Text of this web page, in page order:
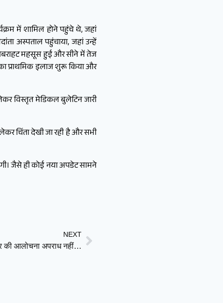
में शामिल होने पहुंचे थे, जहां
अस्पताल पहुंचाया, जहां उन्हें
घबराहट महसूस हुई और सीने में तेज
प्राथमिक इलाज शुरू किया और
विस्तृत मेडिकल बुलेटिन जारी
चिंता देखी जा रही है और सभी
जैसे ही कोई नया अपडेट सामने
NEXT
राहुल गांधी को बड़ी राहत: इलाहाबाद हाई कोर्ट ने कहा—सरकार की आलोचना अपराध नहीं, विरोध और विद्रोह में फर्क